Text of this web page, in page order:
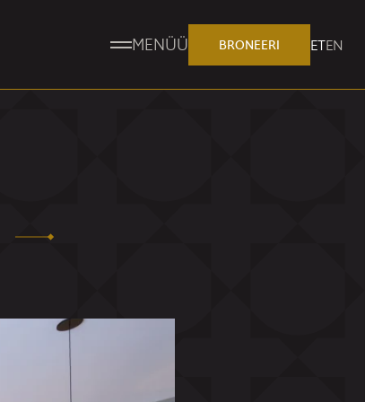
MENÜÜ BRONEERI ETEN